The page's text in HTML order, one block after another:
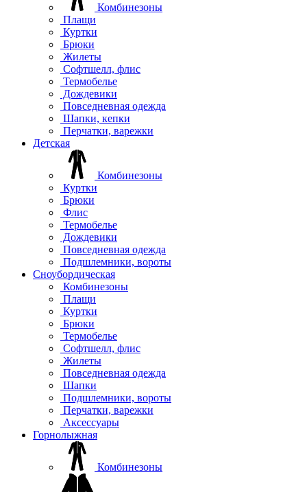
Комбинезоны
Плащи
Куртки
Брюки
Жилеты
Софтшелл, флис
Термобелье
Дождевики
Повседневная одежда
Шапки, кепки
Перчатки, варежки
Детская
Комбинезоны
Куртки
Брюки
Флис
Термобелье
Дождевики
Повседневная одежда
Подшлемники, вороты
Сноубордическая
Комбинезоны
Плащи
Куртки
Брюки
Термобелье
Софтшелл, флис
Жилеты
Повседневная одежда
Шапки
Подшлемники, вороты
Перчатки, варежки
Аксессуары
Горнолыжная
Комбинезоны